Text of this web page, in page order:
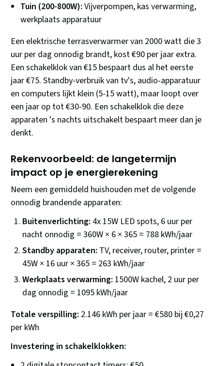
Tuin (200-800W): Vijverpompen, kas verwarming,
werkplaats apparatuur
Een elektrische terrasverwarmer van 2000 watt die 3
uur per dag onnodig brandt, kost €90 per jaar extra.
Een schakelklok van €15 bespaart dus al het eerste
jaar €75. Standby-verbruik van tv's, audio-apparatuur
en computers lijkt klein (5-15 watt), maar loopt over
een jaar op tot €30-90. Een schakelklok die deze
apparaten 's nachts uitschakelt bespaart meer dan je
denkt.
Rekenvoorbeeld: de langetermijn
impact op je energierekening
Neem een gemiddeld huishouden met de volgende
onnodig brandende apparaten:
Buitenverlichting: 4x 15W LED spots, 6 uur per
nacht onnodig = 360W × 6 × 365 = 788 kWh/jaar
Standby apparaten: TV, receiver, router, printer =
45W × 16 uur × 365 = 263 kWh/jaar
Werkplaats verwarming: 1500W kachel, 2 uur per
dag onnodig = 1095 kWh/jaar
Totale verspilling: 2.146 kWh per jaar = €580 bij €0,27
per kWh
Investering in schakelklokken: